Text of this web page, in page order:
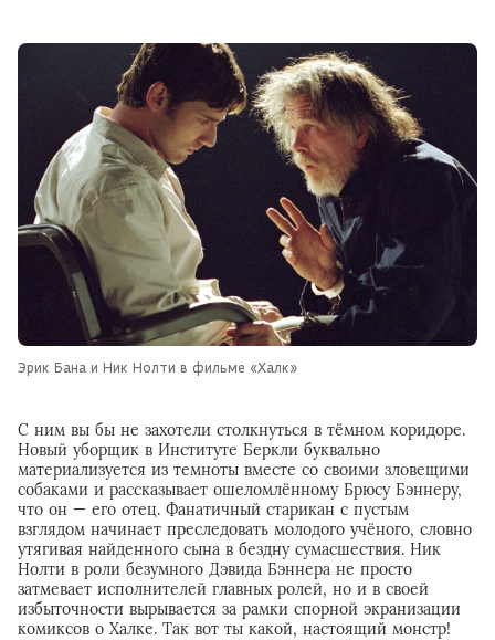
Эрик Бана и Ник Нолти в фильме «Халк»
С ним вы бы не захотели столкнуться в тёмном коридоре.
Новый уборщик в Институте Беркли буквально
материализуется из темноты вместе со своими зловещими
собаками и рассказывает ошеломлённому Брюсу Бэннеру,
что он — его отец. Фанатичный старикан с пустым
взглядом начинает преследовать молодого учёного, словно
утягивая найденного сына в бездну сумасшествия. Ник
Нолти в роли безумного Дэвида Бэннера не просто
затмевает исполнителей главных ролей, но и в своей
избыточности вырывается за рамки спорной экранизации
комиксов о Халке. Так вот ты какой, настоящий монстр!